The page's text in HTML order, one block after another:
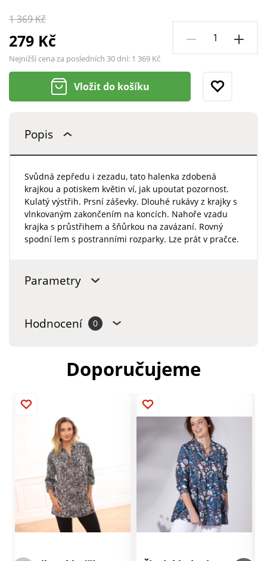
1 369 Kč
279 Kč
Nejnižší cena za posledních 30 dní: 1 369 Kč
Vložit do košíku
Popis
Svůdná zepředu i zezadu, tato halenka zdobená
krajkou a potiskem květin ví, jak upoutat pozornost.
Kulatý výstřih. Prsní záševky. Dlouhé rukávy z krajky s
vlnkovaným zakončením na koncích. Nahoře vzadu
krajka s průstřihem a šňůrkou na zavázaní. Rovný
spodní lem s postranními rozparky. Lze prát v pračce.
Parametry
Hodnocení 0
Doporučujeme